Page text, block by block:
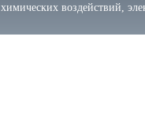
химических воздействий,